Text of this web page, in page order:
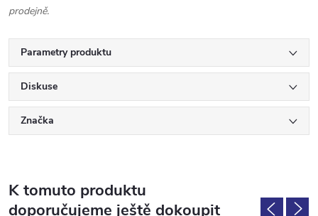
prodejně.
Parametry produktu
Diskuse
Značka
K tomuto produktu
doporučujeme ještě dokoupit